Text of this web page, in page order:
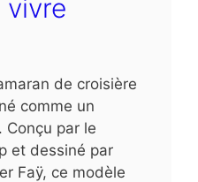
vivre
de croisière
comme un
Conçu par le
et dessiné par
Faÿ, ce modèle